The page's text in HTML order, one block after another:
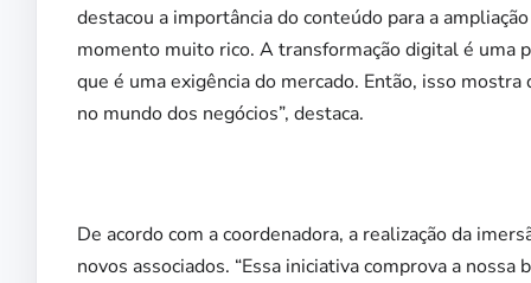
destacou a importância do conteúdo para a
momento muito rico. A transformação digital é uma
que é uma exigência do mercado. Então, isso
no mundo dos negócios”, destaca.
De acordo com a coordenadora, a realização da
novos associados. “Essa iniciativa comprova a